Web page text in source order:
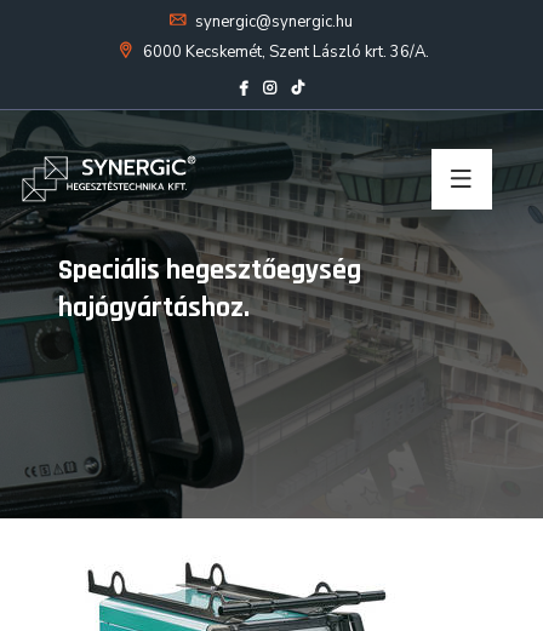
synergic@synergic.hu
6000 Kecskemét, Szent László krt. 36/A.
Speciális hegesztőegység
hajógyártáshoz.